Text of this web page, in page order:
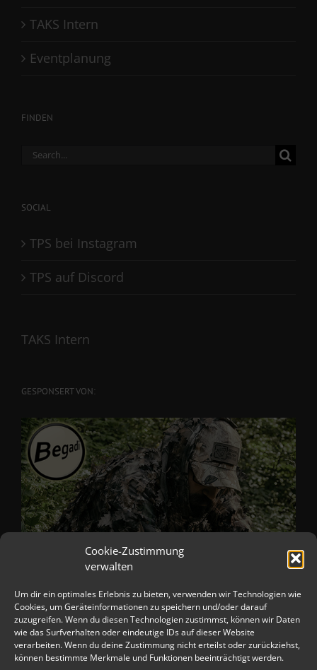
Cookie-Zustimmung
verwalten
Um dir ein optimales Erlebnis zu bieten, verwenden wir Technologien wie
Cookies, um Geräteinformationen zu speichern und/oder darauf
zuzugreifen. Wenn du diesen Technologien zustimmst, können wir Daten
wie das Surfverhalten oder eindeutige IDs auf dieser Website
verarbeiten. Wenn du deine Zustimmung nicht erteilst oder zurückziehst,
können bestimmte Merkmale und Funktionen beeinträchtigt werden.
TAKS Intern
Eventplanung
FINDEN
Search
SOCIAL
TPS bei Instagram
TPS auf Discord
TAKS Intern
GESPONSERT VON: